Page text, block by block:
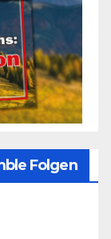
Folgen